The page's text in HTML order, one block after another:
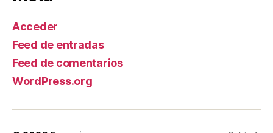
Acceder
Feed de entradas
Feed de comentarios
WordPress.org